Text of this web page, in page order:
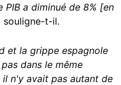
a diminué de 8% [en
souligne-t-il.
et la grippe espagnole
dans le même
n'y avait pas autant de